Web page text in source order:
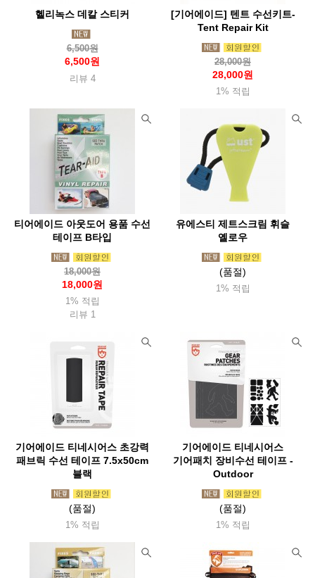
헬리녹스 데칼 스티커
6,500원
6,500원
리뷰 4
[기어에이드] 텐트 수선키트-
Tent Repair Kit
28,000원
28,000원
1% 적립
티어에이드 아웃도어 용품 수선
테이프 B타입
18,000원
18,000원
1% 적립
리뷰 1
유에스티 제트스크림 휘슬
옐로우
(품절)
1% 적립
기어에이드 티네시어스 초강력
패브릭 수선 테이프 7.5x50cm
블랙
(품절)
1% 적립
기어에이드 티네시어스
기어패치 장비수선 테이프 -
Outdoor
(품절)
1% 적립